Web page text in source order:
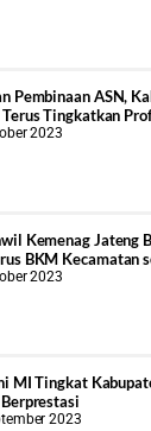
Pembinaan ASN,
Tingkatkan
2023
Kemenag Jateng
BKM Kecamatan
2023
MI Tingkat
2023